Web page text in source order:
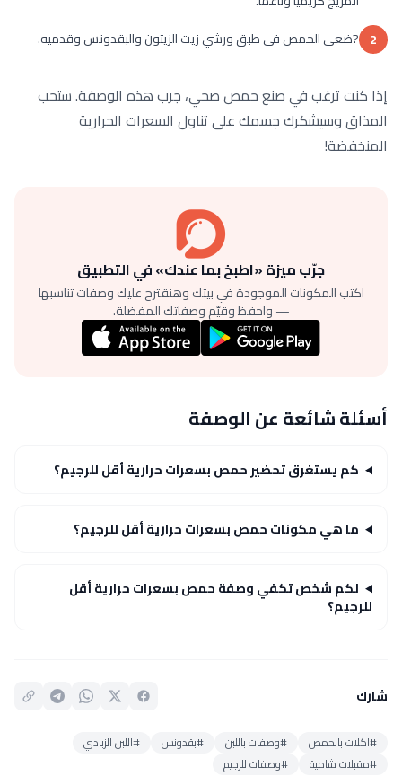
2 ?ضعي الحمص في طبق ورشي زيت الزيتون والبقدونس وقدميه.
إذا كنت ترغب في صنع حمص صحي، جرب هذه الوصفة. ستحب
المذاق وسيشكرك جسمك على تناول السعرات الحرارية
المنخفضة!
جرّب ميزة «اطبخ بما عندك» في التطبيق
اكتب المكونات الموجودة في بيتك وهنقترح عليك وصفات تناسبها
— واحفظ وقيّم وصفاتك المفضلة.
أسئلة شائعة عن الوصفة
كم يستغرق تحضير حمص بسعرات حرارية أقل للرجيم؟
ما هي مكونات حمص بسعرات حرارية أقل للرجيم؟
لكم شخص تكفي وصفة حمص بسعرات حرارية أقل
للرجيم؟
شارك
#اكلات بالحمص #وصفات باللبن #بقدونس
#اللبن الزبادي
#مقبلات شامية
#وصفات للرجيم